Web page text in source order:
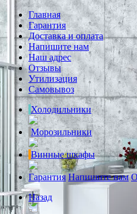
Главная
Гарантия
Доставка и оплата
Напишите нам
Наш адрес
Отзывы
Утилизация
Самовывоз
Холодильники
Морозильники
Винные шкафы
Гарантия Напишите нам
Назад